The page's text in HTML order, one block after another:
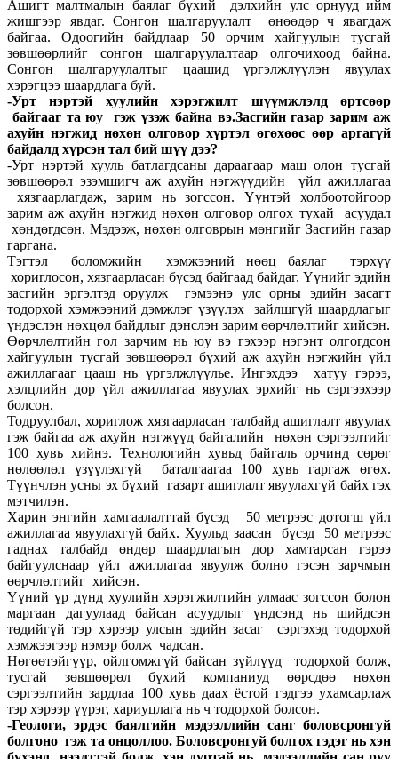
Ашигт малтмалын баялаг бүхий дэлхийн улс орнууд ийм
жишгээр явдаг. Сонгон шалгаруулалт өнөөдөр ч явагдаж
байгаа. Одоогийн байдлаар 50 орчим хайгуулын тусгай
зөвшөөрлийг сонгон шалгаруулалтаар олгочихоод байна.
Сонгон шалгаруулалтыг цаашид үргэлжлүүлэн явуулах
хэрэгцээ шаардлага буй.
-Урт нэртэй хуулийн хэрэгжилт шүүмжлэлд өртсөөр
байгааг та юу гэж үзэж байна вэ.Засгийн газар зарим аж
ахуйн нэгжид нөхөн олговор хүртэл өгөхөөс өөр аргагүй
байдалд хүрсэн тал бий шүү дээ?
-Урт нэртэй хууль батлагдсаны дараагаар маш олон тусгай
зөвшөөрөл эзэмшигч аж ахуйн нэгжүүдийн үйл ажиллагаа
хязгаарлагдаж, зарим нь зогссон. Үүнтэй холбоотойгоор
зарим аж ахуйн нэгжид нөхөн олговор олгох тухай асуудал
хөндөгдсөн. Мэдээж, нөхөн олговрын мөнгийг Засгийн газар
гаргана.
Тэгтэл боломжийн хэмжээний нөөц баялаг тэрхүү
хориглосон, хязгаарласан бүсэд байгаад байдаг. Үүнийг эдийн
засгийн эргэлтэд оруулж гэмээнэ улс орны эдийн засагт
тодорхой хэмжээний дэмжлэг үзүүлэх зайлшгүй шаардлагыг
үндэслэн нөхцөл байдлыг дэнслэн зарим өөрчлөлтийг хийсэн.
Өөрчлөлтийн гол зарчим нь юу вэ гэхээр нэгэнт олгогдсон
хайгуулын тусгай зөвшөөрөл бүхий аж ахуйн нэгжийн үйл
ажиллагааг цааш нь үргэлжлүүлье. Ингэхдээ хатуу гэрээ,
хэлцлийн дор үйл ажиллагаа явуулах эрхийг нь сэргээхээр
болсон.
Тодруулбал, хориглож хязгаарласан талбайд ашиглалт явуулах
гэж байгаа аж ахуйн нэгжүүд байгалийн нөхөн сэргээлтийг
100 хувь хийнэ. Технологийн хувьд байгаль орчинд сөрөг
нөлөөлөл үзүүлэхгүй баталгаагаа 100 хувь гаргаж өгөх.
Түүнчлэн усны эх бүхий газарт ашиглалт явуулахгүй байх гэх
мэтчилэн.
Харин энгийн хамгаалалттай бүсэд 50 метрээс дотогш үйл
ажиллагаа явуулахгүй байх. Хуульд заасан бүсэд 50 метрээс
гаднах талбайд өндөр шаардлагын дор хамтарсан гэрээ
байгуулснаар үйл ажиллагаа явуулж болно гэсэн зарчмын
өөрчлөлтийг хийсэн.
Үүний үр дүнд хуулийн хэрэгжилтийн улмаас зогссон болон
маргаан дагуулаад байсан асуудлыг үндсэнд нь шийдсэн
төдийгүй тэр хэрээр улсын эдийн засаг сэргэхэд тодорхой
хэмжээгээр нэмэр болж чадсан.
Нөгөөтэйгүүр, ойлгомжгүй байсан зүйлүүд тодорхой болж,
тусгай зөвшөөрөл бүхий компаниуд өөрсдөө нөхөн
сэргээлтийн зардлаа 100 хувь даах ёстой гэдгээ ухамсарлаж
тэр хэрээр үүрэг, хариуцлага нь ч тодорхой болсон.
-Геологи, эрдэс баялгийн мэдээллийн санг боловсронгуй
болгоно гэж та онцоллоо. Боловсронгуй болгох гэдэг нь хэн